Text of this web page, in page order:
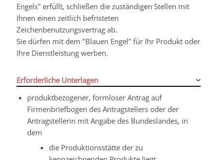
Engels" erfüllt, schließen die zuständigen Stellen mit
Ihnen einen zeitlich befristeten
Zeichenbenutzungsvertrag ab.
Sie dürfen mit dem "Blauen Engel" für Ihr Produkt oder
Ihre Dienstleistung werben.
Erforderliche Unterlagen
produktbezogener, formloser Antrag auf
Firmenbriefbogen des Antragstellers oder der
Antragstellerin mit Angabe des Bundeslandes, in
dem
die Produktionsstätte der zu